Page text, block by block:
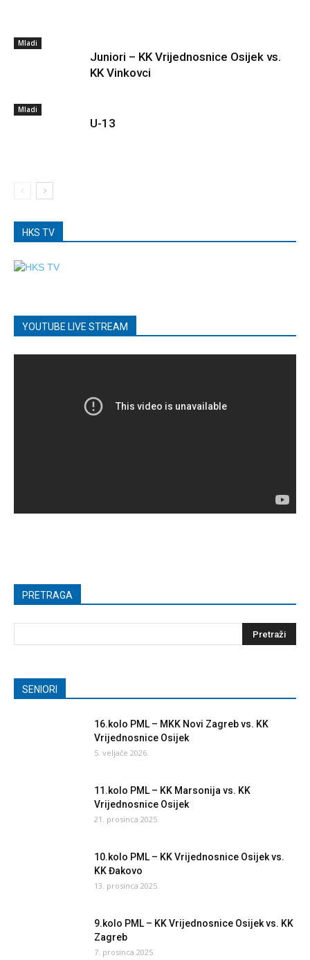
Mladi
Juniori – KK Vrijednosnice Osijek vs.
KK Vinkovci
Mladi
U-13
HKS TV
YOUTUBE LIVE STREAM
PRETRAGA
SENIORI
16.kolo PML – MKK Novi Zagreb vs. KK
Vrijednosnice Osijek
5. veljače 2026.
11.kolo PML – KK Marsonija vs. KK
Vrijednosnice Osijek
21. prosinca 2025.
10.kolo PML – KK Vrijednosnice Osijek vs.
KK Đakovo
13. prosinca 2025.
9.kolo PML – KK Vrijednosnice Osijek vs. KK
Zagreb
7. prosinca 2025.